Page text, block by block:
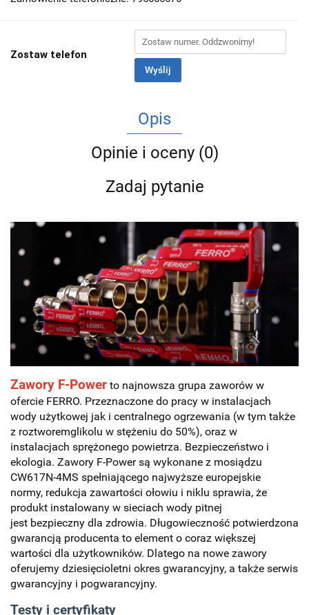
Zostaw telefon
Wyślij
Opis
Opinie i oceny (0)
Zadaj pytanie
Zawory F-Power to najnowsza grupa zaworów w
ofercie FERRO. Przeznaczone do pracy w instalacjach
wody użytkowej jak i centralnego ogrzewania (w tym także
z roztworemglikolu w stężeniu do 50%), oraz w
instalacjach sprężonego powietrza. Bezpieczeństwo i
ekologia. Zawory F-Power są wykonane z mosiądzu
CW617N-4MS spełniającego najwyższe europejskie
normy, redukcja zawartości ołowiu i niklu sprawia, że
produkt instalowany w sieciach wody pitnej
jest bezpieczny dla zdrowia. Długowieczność potwierdzona
gwarancją producenta to element o coraz większej
wartości dla użytkowników. Dlatego na nowe zawory
oferujemy dziesięcioletni okres gwarancyjny, a także serwis
gwarancyjny i pogwarancyjny.
Testy i certyfikaty